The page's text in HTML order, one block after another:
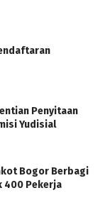
Penyitaan
Yudisial
Bogor Berbagi
400 Pekerja